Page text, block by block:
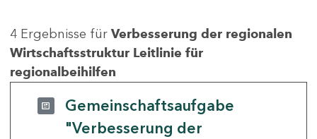
4 Ergebnisse für Verbesserung der regionalen
Wirtschaftsstruktur Leitlinie für
regionalbeihilfen
Gemeinschaftsaufgabe
"Verbesserung der